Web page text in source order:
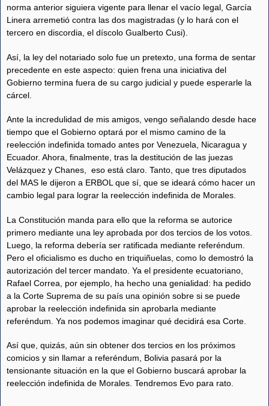
norma anterior siguiera vigente para llenar el vacío legal, García
Linera arremetió contra las dos magistradas (y lo hará con el
tercero en discordia, el díscolo Gualberto Cusi).
Así, la ley del notariado solo fue un pretexto, una forma de sentar
precedente en este aspecto: quien frena una iniciativa del
Gobierno termina fuera de su cargo judicial y puede esperarle la
cárcel.
Ante la incredulidad de mis amigos, vengo señalando desde hace
tiempo que el Gobierno optará por el mismo camino de la
reelección indefinida tomado antes por Venezuela, Nicaragua y
Ecuador. Ahora, finalmente, tras la destitución de las juezas
Velázquez y Chanes, eso está claro. Tanto, que tres diputados
del MAS le dijeron a ERBOL que sí, que se ideará cómo hacer un
cambio legal para lograr la reelección indefinida de Morales.
La Constitución manda para ello que la reforma se autorice
primero mediante una ley aprobada por dos tercios de los votos.
Luego, la reforma debería ser ratificada mediante referéndum.
Pero el oficialismo es ducho en triquiñuelas, como lo demostró la
autorización del tercer mandato. Ya el presidente ecuatoriano,
Rafael Correa, por ejemplo, ha hecho una genialidad: ha pedido
a la Corte Suprema de su país una opinión sobre si se puede
aprobar la reelección indefinida sin aprobarla mediante
referéndum. Ya nos podemos imaginar qué decidirá esa Corte.
Así que, quizás, aún sin obtener dos tercios en los próximos
comicios y sin llamar a referéndum, Bolivia pasará por la
tensionante situación en la que el Gobierno buscará aprobar la
reelección indefinida de Morales. Tendremos Evo para rato.